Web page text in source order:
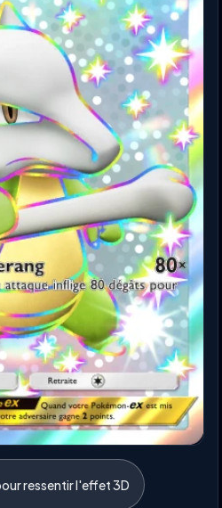
ressentir l'effet 3D